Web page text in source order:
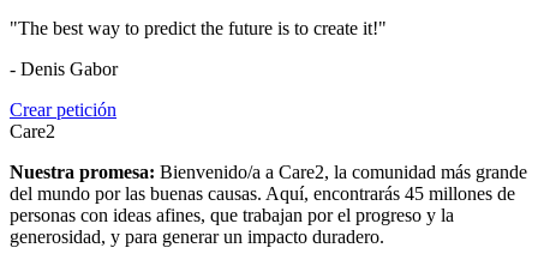
"The best way to predict the future is to create it!"
- Denis Gabor
Crear petición
Care2
Nuestra promesa: Bienvenido/a a Care2, la comunidad más grande
del mundo por las buenas causas. Aquí, encontrarás 45 millones de
personas con ideas afines, que trabajan por el progreso y la
generosidad, y para generar un impacto duradero.